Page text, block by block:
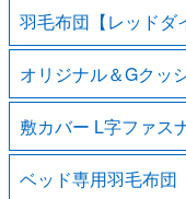
羽毛布団【レッドダ
オリジナル＆Gクッ
敷カバー L字ファス
ベッド専用羽毛布団